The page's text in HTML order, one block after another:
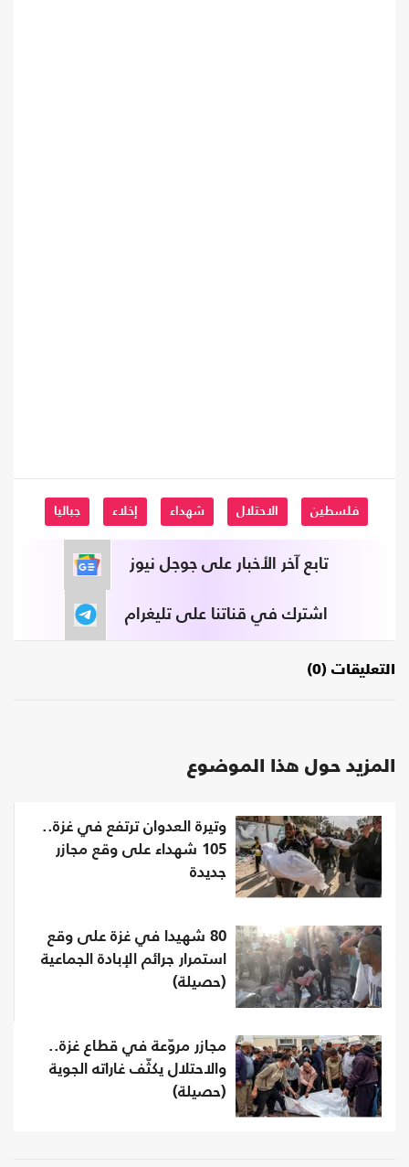
فلسطين الاحتلال شهداء إخلاء جباليا
تابع آخر الأخبار على جوجل نيوز
اشترك في قناتنا على تليغرام
التعليقات (0)
المزيد حول هذا الموضوع
وتيرة العدوان ترتفع في غزة..
105 شهداء على وقع مجازر
جديدة
80 شهيدا في غزة على وقع
استمرار جرائم الإبادة الجماعية
(حصيلة)
مجازر مروّعة في قطاع غزة..
والاحتلال يكثّف غاراته الجوية
(حصيلة)